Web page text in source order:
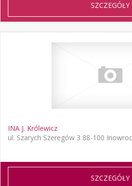
SZCZEGÓŁY
INA J. Królewicz
ul. Szarych Szeregów 3 88-100
SZCZEGÓŁY